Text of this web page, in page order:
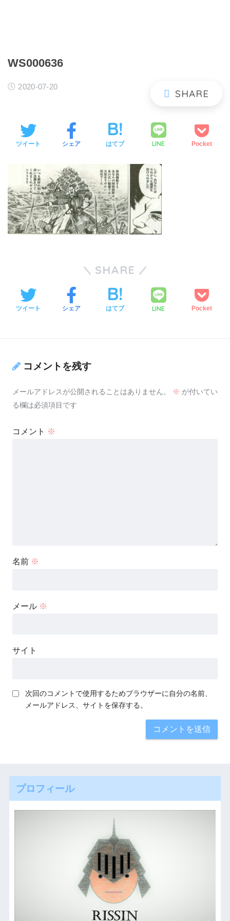
WS000636
2020-07-20
ツイート シェア はてブ LINE Pocket
SHARE
ツイート シェア はてブ LINE Pocket
コメントを残す
メールアドレスが公開されることはありません。 ※ が付いてい
る欄は必須項目です
コメント ※
名前 ※
メール ※
サイト
次回のコメントで使用するためブラウザーに自分の名前、
メールアドレス、サイトを保存する。
プロフィール